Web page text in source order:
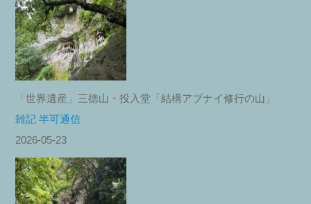
「世界遺産」三徳山・投入堂「結構アブナイ修行の山」
雑記 半可通信
2026-05-23